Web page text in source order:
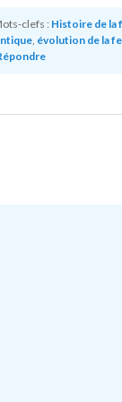
clefs : Histoire de la
, évolution de la